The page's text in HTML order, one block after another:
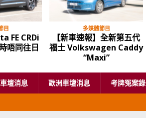
目
FE CRDi
唔同往日
多媒體節目
【新車速報】全新第五代
福士 Volkswagen Caddy
“Maxi”
壇消息 歐洲車壇消息 考牌冤案錄
車